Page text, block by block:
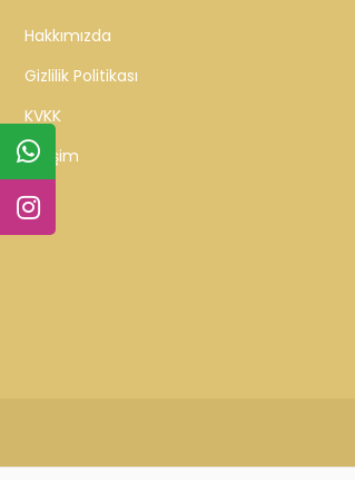
Hakkımızda
Gizlilik Politikası
KVKK
İletişim